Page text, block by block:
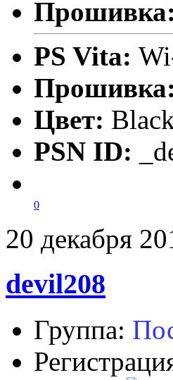
Прошивка:
PS Vita:
Прошивка:
Цвет:
PSN ID:
0
20 декабря
devil208
Группа: